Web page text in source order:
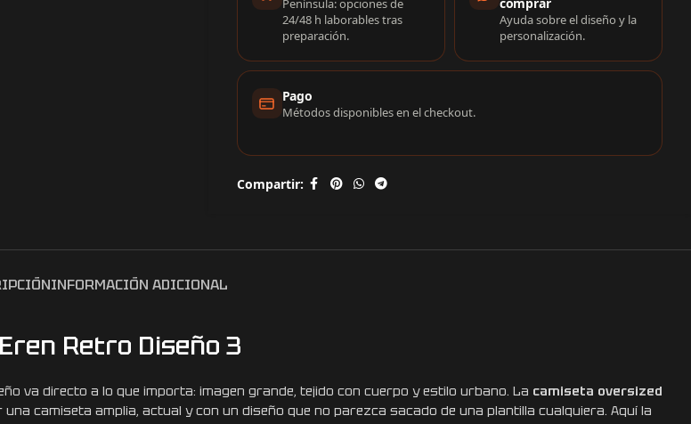
Península: opciones de
24/48 h laborables tras
preparación.
comprar
Ayuda sobre el diseño y la
personalización.
Pago
Métodos disponibles en el checkout.
Compartir:
INFORMACIÓN ADICIONAL
Retro Diseño 3
va directo a lo que importa: imagen grande, tejido con cuerpo y estilo urbano. La camiseta oversized
camiseta amplia, actual y con un diseño que no parezca sacado de una plantilla cualquiera. Aquí la